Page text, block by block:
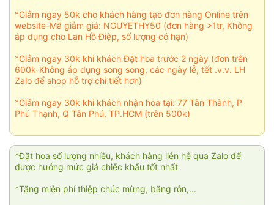
*Giảm ngay 50k cho khách hàng tạo đơn hàng Online trên
website-Mã giảm giá: NGUYETHY50 (đơn hàng >1tr, Không
áp dụng cho Lan Hồ Điệp, số lượng có hạn)
*Giảm ngay 30k khi khách Đặt hoa trước 2 ngày (đơn trên
600k-Không áp dụng song song, các ngày lễ, tết .v.v. LH
Zalo để shop hỗ trợ chi tiết hơn)
*Giảm ngay 30k khi khách nhận hoa tại: 77 Tân Thành, P
Phú Thạnh, Q Tân Phú, TP.HCM (trên 500k)
*Đặt hoa số lượng nhiều, khách hàng liên hệ qua Zalo để
được hưởng mức giá chiếc khấu tốt nhất
*Tặng miễn phí thiệp chúc mừng, băng rôn,...